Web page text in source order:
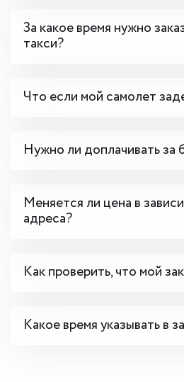
За какое время нужно
такси?
Что если мой самолет
Нужно ли доплачивать за
Меняется ли цена в
адреса?
Как проверить, что мой
Какое время указывать в